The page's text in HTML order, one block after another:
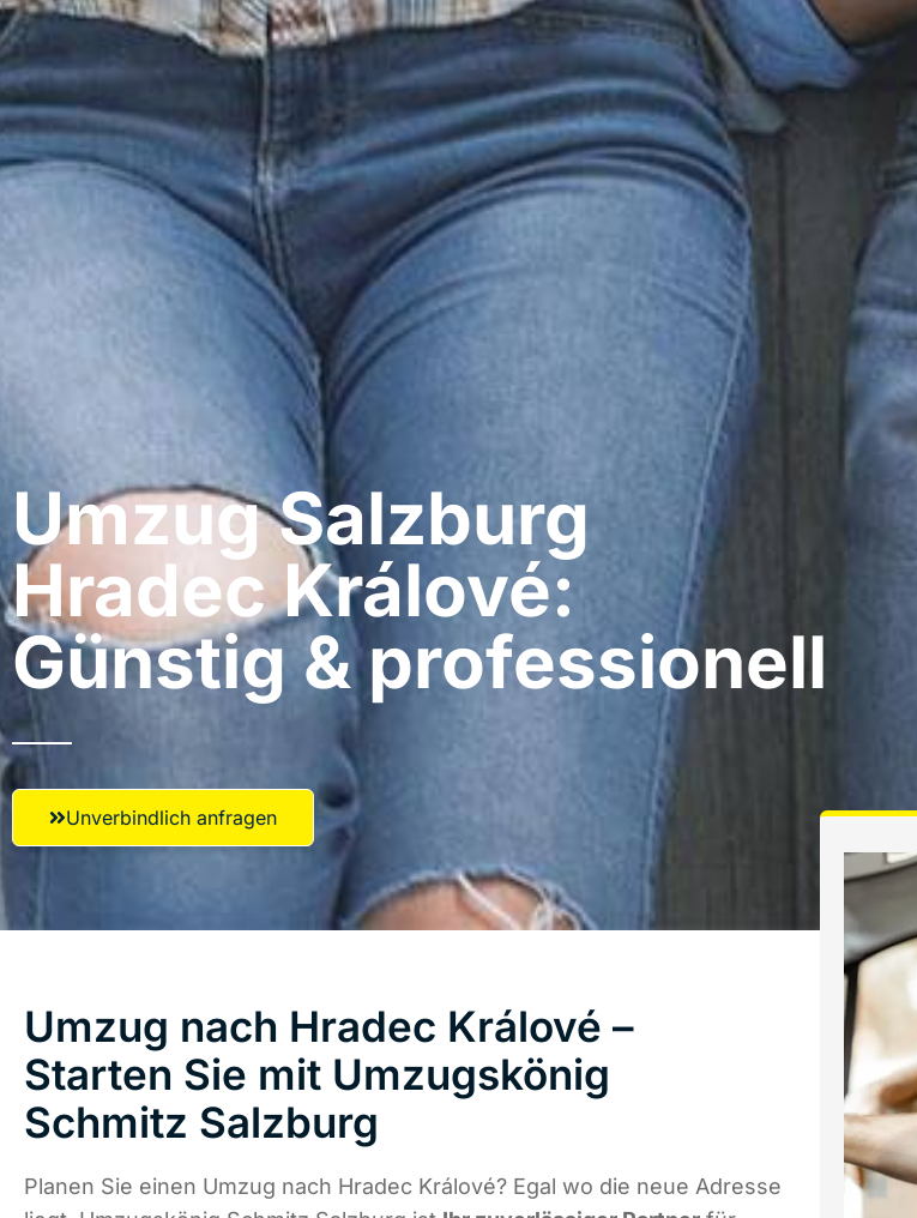
Umzug Salzburg​
Hradec Králové:
Günstig & professionell​
Unverbindlich anfragen
Umzug nach Hradec Králové –
Starten Sie mit Umzugskönig
Schmitz Salzburg
Planen Sie einen Umzug nach Hradec Králové? Egal wo die neue Adresse